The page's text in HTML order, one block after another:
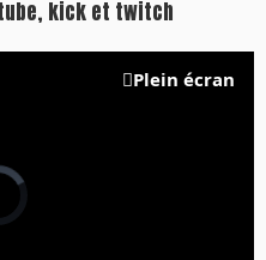
kick et twitch
Plein écran